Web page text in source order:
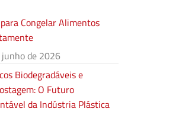
Congelar Alimentos
junho de 2026
Biodegradáveis e
O Futuro
da Indústria Plástica